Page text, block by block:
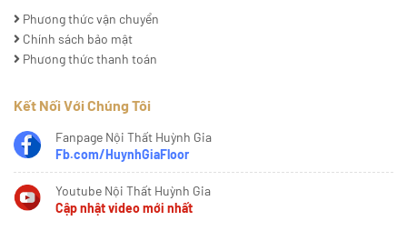
Phương thức vận chuyển
Chính sách bảo mật
Phương thức thanh toán
Kết Nối Với Chúng Tôi
Fanpage Nội Thất Huỳnh Gia
Fb.com/HuynhGiaFloor
Youtube Nội Thất Huỳnh Gia
Cập nhật video mới nhất